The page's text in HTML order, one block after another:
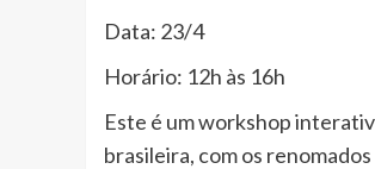
Data: 23/4
Horário: 12h às 16h
Este é um workshop
brasileira, com os